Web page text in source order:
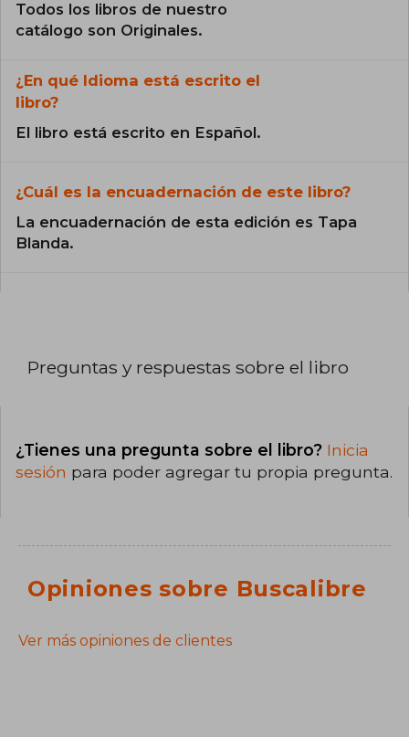
Todos los libros de nuestro
catálogo son Originales.
¿En qué Idioma está escrito el
libro?
El libro está escrito en Español.
¿Cuál es la encuadernación de este libro?
La encuadernación de esta edición es Tapa
Blanda.
Preguntas y respuestas sobre el libro
¿Tienes una pregunta sobre el libro? Inicia
sesión para poder agregar tu propia pregunta.
Opiniones sobre Buscalibre
Ver más opiniones de clientes